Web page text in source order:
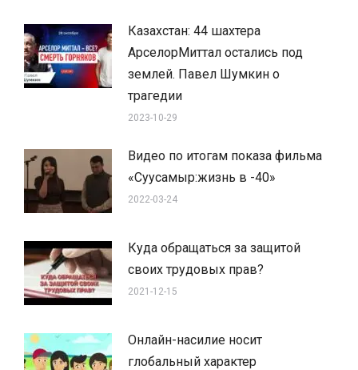
Казахстан: 44 шахтера
АрселорМиттал остались под
землей. Павел Шумкин о
трагедии
2023-10-29
Видео по итогам показа фильма
«Суусамыр:жизнь в -40»
2022-03-24
Куда обращаться за защитой
своих трудовых прав?
2021-12-15
Онлайн-насилие носит
глобальный характер